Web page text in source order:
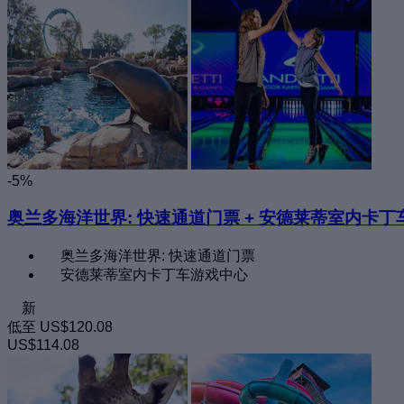
-5%
奥兰多海洋世界: 快速通道门票 + 安德莱蒂室内卡丁
奥兰多海洋世界: 快速通道门票
安德莱蒂室内卡丁车游戏中心
新
低至 US$120.08
US$114.08